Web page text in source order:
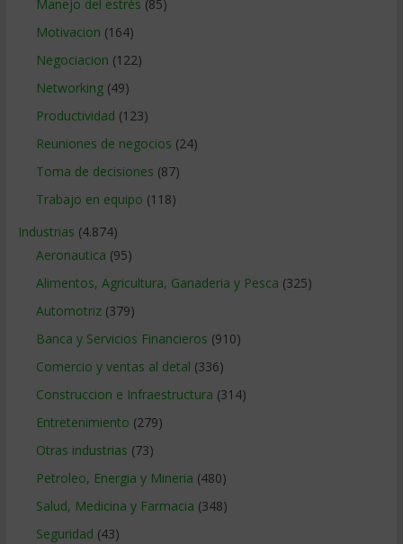
Manejo del estrés (85)
Motivacion (164)
Negociacion (122)
Networking(49)
Productividad (123)
Reuniones de negocios (24)
Toma de decisiones (87)
Trabajo en equipo (118)
Industrias (4.874)
Aeronautica (95)
Alimentos, Agricultura, Ganaderia y Pesca (325)
Automotriz(379)
Banca y Servicios Financieros (910)
Comercio y ventas al detal (336)
Construccion e Infraestructura (314)
Entretenimiento (279)
Otras industrias (73)
Petroleo, Energia y Mineria (480)
Salud, Medicina y Farmacia (348)
Seguridad (43)